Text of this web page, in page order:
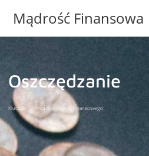
Mądrość Finansowa
Oszczędzanie
Klucz do Wolności i Spokoju Finansowego